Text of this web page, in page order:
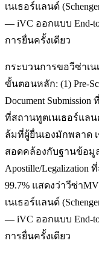
เนเธอร์แลนด์
— iVC ออกแบบ End-
การยื่นครั้งเดียว
กระบวนการขอวีซ่าเน
ขั้นตอนหลัก: (1) Pre-
Document Submission
ที่สถานทูตเนเธอร์แลน
ล้มที่ผู้ยื่นเองมักพลาด เ
สอดคล้องกับฐานข้อมูล
Apostille/Legalization
99.7% แสดงว่าวีซ่า
เนเธอร์แลนด์
— iVC ออกแบบ End-
การยื่นครั้งเดียว